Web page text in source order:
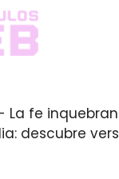
La fe
descubre